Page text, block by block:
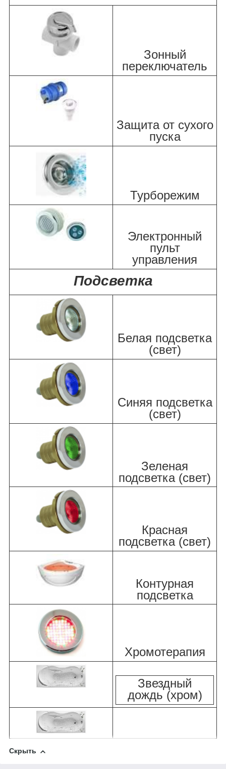
Зонный
переключатель
Защита от сухого
пуска
Турборежим
Электронный
пульт
управления
Подсветка
Белая подсветка
(свет)
Синяя подсветка
(свет)
Зеленая
подсветка (свет)
Красная
подсветка (свет)
Контурная
подсветка
Хромотерапия
Звездный
дождь (хром)
Скрыть